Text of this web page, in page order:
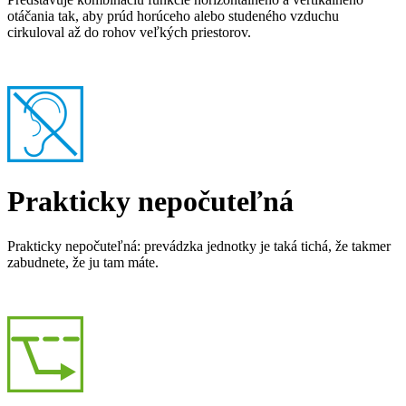
otáčania tak, aby prúd horúceho alebo studeného vzduchu
cirkuloval až do rohov veľkých priestorov.
Prakticky nepočuteľná
Prakticky nepočuteľná: prevádzka jednotky je taká tichá, že takmer
zabudnete, že ju tam máte.